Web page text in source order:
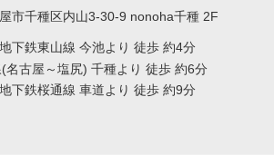
市千種区内山3-30-9 nonoha千種 2F
下鉄東山線 今池より 徒歩 約4分
名古屋～塩尻) 千種より 徒歩 約6分
下鉄桜通線 車道より 徒歩 約9分